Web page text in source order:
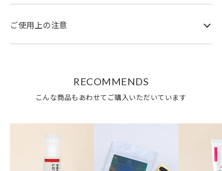
ご使用上の注意
RECOMMENDS
こんな商品もあわせてご購入いただいています